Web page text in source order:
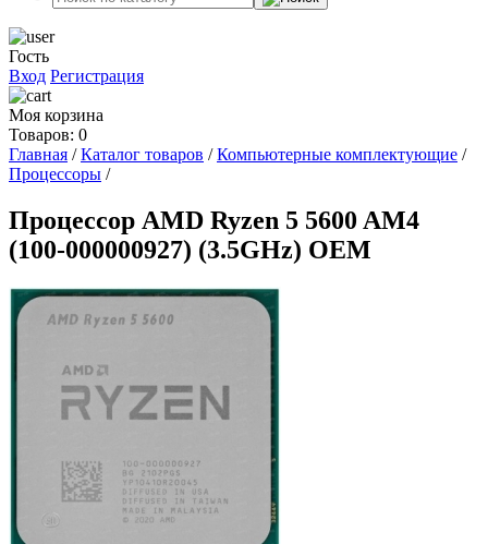
Гость
Вход Регистрация
Моя корзина
Товаров: 0
Главная /Каталог товаров /Компьютерные комплектующие /
Процессоры /
Процессор AMD Ryzen 5 5600 AM4
(100-000000927) (3.5GHz) OEM